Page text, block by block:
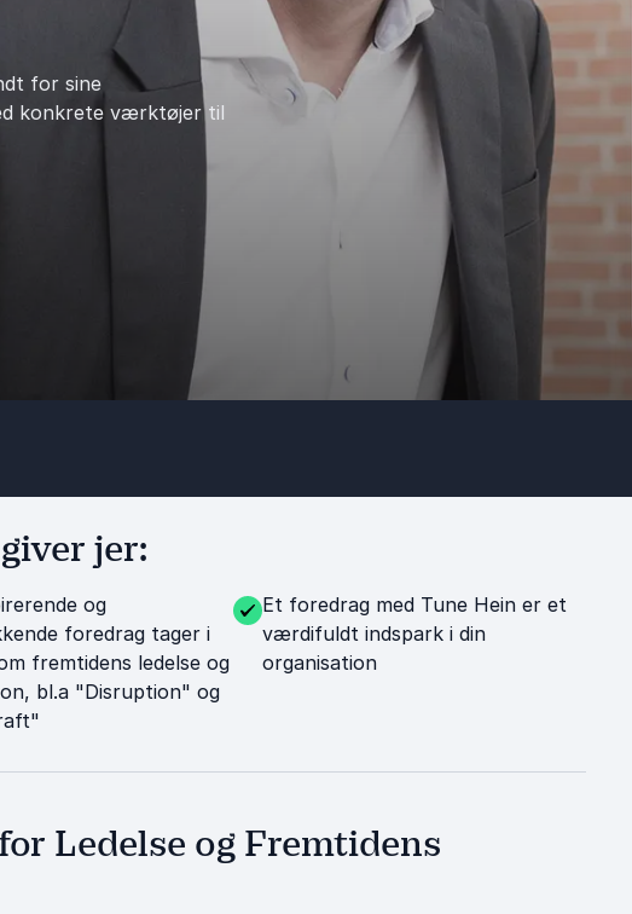
for sine
konkrete værktøjer til
jer:
og
foredrag tager i
fremtidens ledelse og
bl.a "Disruption" og
Et foredrag med Tune Hein er et
værdifuldt indspark i din
organisation
Ledelse og Fremtidens